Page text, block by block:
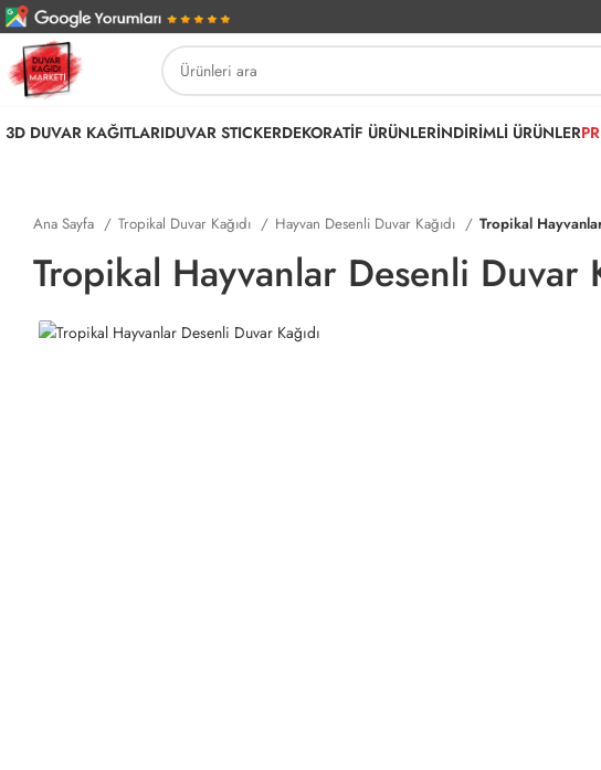
3D DUVAR KAĞITLARIDUVAR STICKERDEKORATİF ÜRÜNLERİNDİRİMLİ ÜRÜNLER
Ana Sayfa Tropikal Duvar Kağıdı Hayvan Desenli Duvar Kağıdı Tropikal
Tropikal Hayvanlar Desenli Duvar